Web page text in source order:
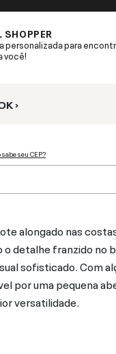
SHOPPER
personalizada para
você!
›
sabe seu CEP?
alongado nas
o detalhe franzido no
sofisticado. Com
por uma pequena
versatilidade.